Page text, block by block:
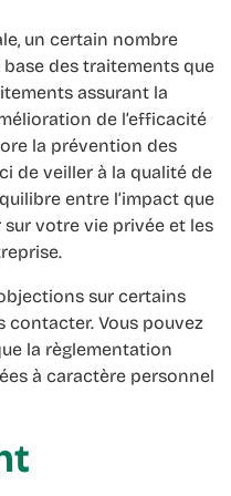
des traitements que
assurant la
de l’efficacité
la prévention des
de veiller à la qualité de
entre l’impact que
votre vie privée et les
contacter. Vous pouvez
la règlementation
à caractère personnel